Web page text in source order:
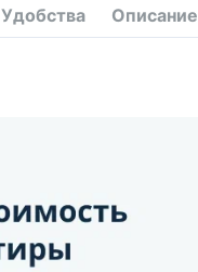
Удобства Описание